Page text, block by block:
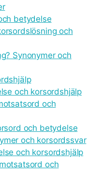
betydelse
och
Synonymer och
och korsordshjälp
och
och betydelse
och korsordssvar
och korsordshjälp
och